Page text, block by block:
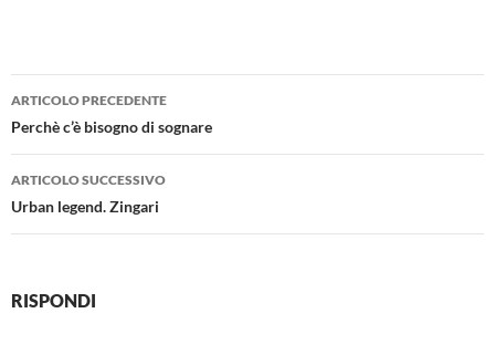
Navigazione
articolo
ARTICOLO PRECEDENTE
Perchè c’è bisogno di sognare
ARTICOLO SUCCESSIVO
Urban legend. Zingari
RISPONDI